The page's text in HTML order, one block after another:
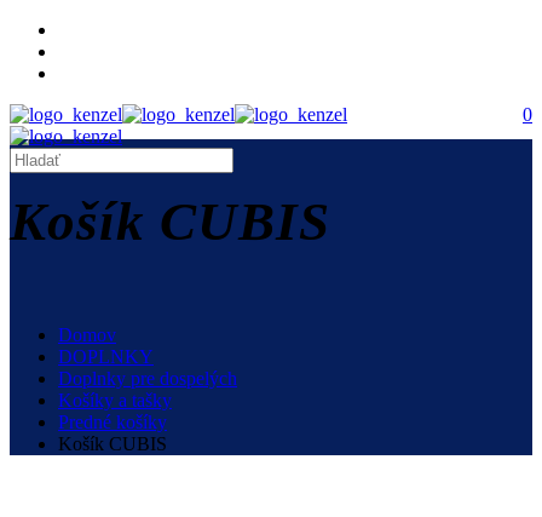
0
Košík CUBIS
Domov
DOPLNKY
Doplnky pre dospelých
Košíky a tašky
Predné košíky
Košík CUBIS